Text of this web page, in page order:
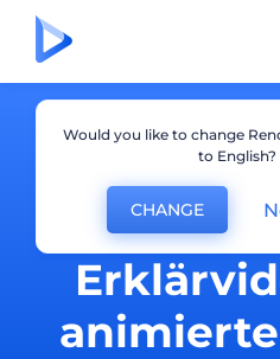
Would you like to change
to English?
CHANGE